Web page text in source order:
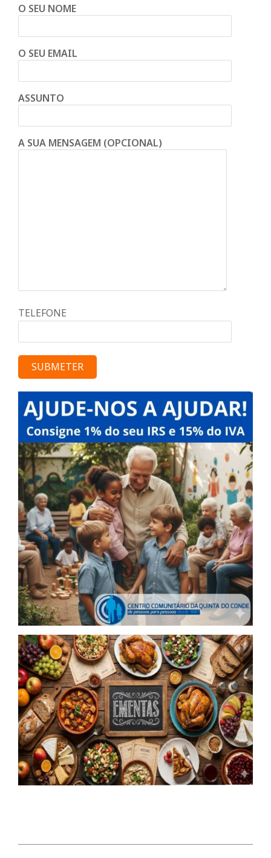
O SEU NOME
O SEU EMAIL
ASSUNTO
A SUA MENSAGEM (OPCIONAL)
TELEFONE